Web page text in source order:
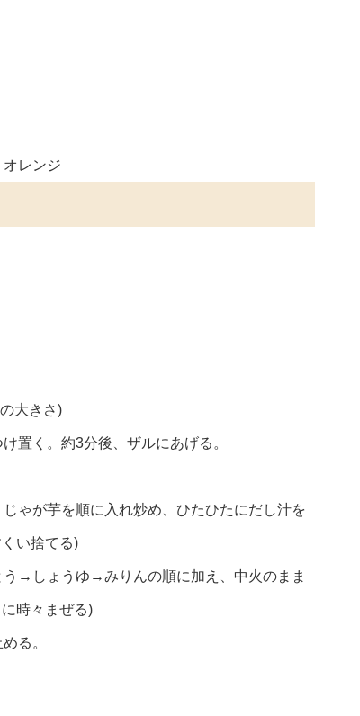
レンジ
大きさ)
置く。約3分後、ザルにあげる。
ゃが芋を順に入れ炒め、ひたひたにだし汁を
い捨てる)
→しょうゆ→みりんの順に加え、中火のまま
時々まぜる)
る。